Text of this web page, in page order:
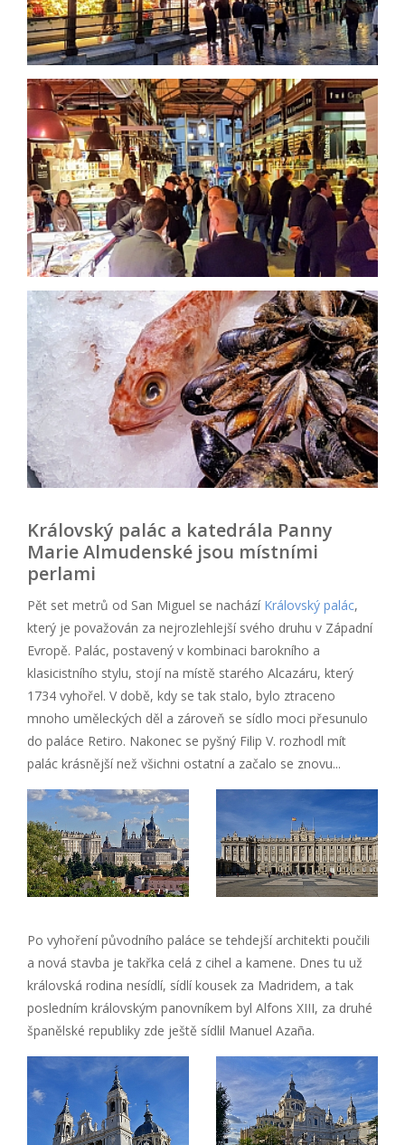
Královský palác a katedrála Panny
Marie Almudenské jsou místními
perlami
Pět set metrů od San Miguel se nachází Královský palác,
který je považován za nejrozlehlejší svého druhu v Západní
Evropě. Palác, postavený v kombinaci barokního a
klasicistního stylu, stojí na místě starého Alcazáru, který
1734 vyhořel. V době, kdy se tak stalo, bylo ztraceno
mnoho uměleckých děl a zároveň se sídlo moci přesunulo
do paláce Retiro. Nakonec se pyšný Filip V. rozhodl mít
palác krásnější než všichni ostatní a začalo se znovu...
Po vyhoření původního paláce se tehdejší architekti poučili
a nová stavba je takřka celá z cihel a kamene. Dnes tu už
královská rodina nesídlí, sídlí kousek za Madridem, a tak
posledním královským panovníkem byl Alfons XIII, za druhé
španělské republiky zde ještě sídlil Manuel Azaña.